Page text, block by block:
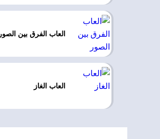
العاب الفرق بين الصور
العاب الغاز